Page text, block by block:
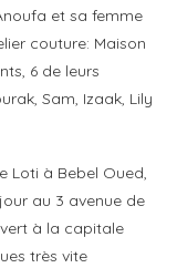
et sa femme
couture: Maison
6 de leurs
Sam, Izaak, Lily
Loti à Bebel Oued,
au 3 avenue de
à la capitale
très vite